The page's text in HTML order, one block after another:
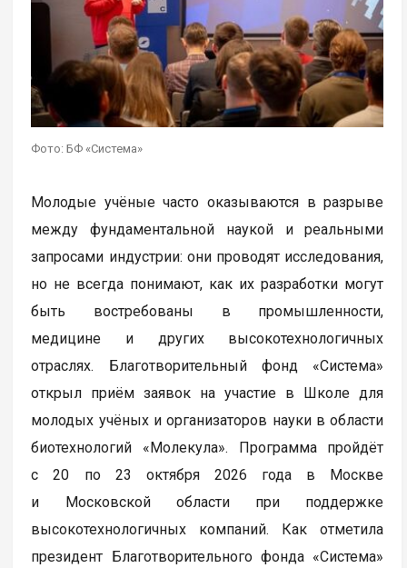
Фото: БФ «Система»
Молодые учёные часто оказываются в разрыве
между фундаментальной наукой и реальными
запросами индустрии: они проводят исследования,
но не всегда понимают, как их разработки могут
быть востребованы в промышленности,
медицине и других высокотехнологичных
отраслях. Благотворительный фонд «Система»
открыл приём заявок на участие в Школе для
молодых учёных и организаторов науки в области
биотехнологий «Молекула». Программа пройдёт
с 20 по 23 октября 2026 года в Москве
и Московской области при поддержке
высокотехнологичных компаний. Как отметила
президент Благотворительного фонда «Система»